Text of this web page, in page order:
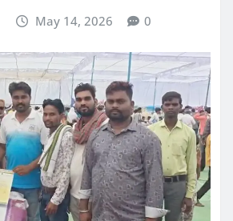
May 14, 2026 0